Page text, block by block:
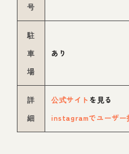
号
駐
車
場
あり
詳
細
公式サイト を見る
instagramでユーザー